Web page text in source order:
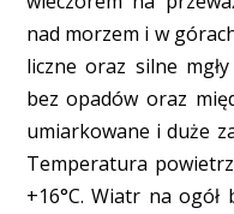
nad morzem i w
liczne oraz silne
bez opadów oraz
umiarkowane i duże
Temperatura
+16°C. Wiatr na ogół